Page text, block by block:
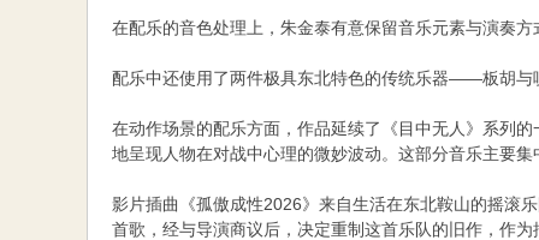
在配乐的音色处理上，朱金泰有意保留音乐元素与演奏
配乐中还使用了两件极具东北特色的传统乐器——板胡与
在动作场景的配乐方面，作品延续了《目中无人》系列
地呈现人物在对战中心理的微妙波动。这部分音乐主要
影片插曲《孤傲成性2026》来自生活在东北鞍山的摇滚
首歌，经与导演商议后，决定重制这首乐队的旧作，作为